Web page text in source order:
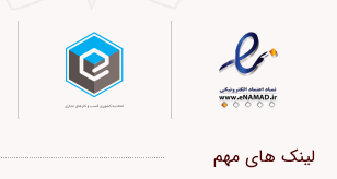
لینک های مهم